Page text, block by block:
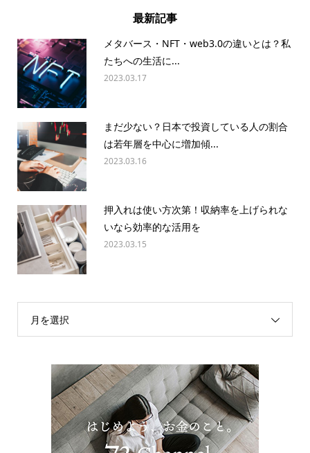
最新記事
メタバース・NFT・web3.0の違いとは？私
たちへの生活に...
2023.03.17
まだ少ない？日本で投資している人の割合
は若年層を中心に増加傾...
2023.03.16
押入れは使い方次第！収納率を上げられな
いなら効率的な活用を
2023.03.15
月を選択